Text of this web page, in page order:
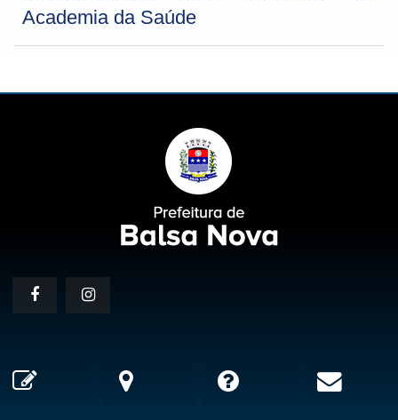
Academia da Saúde